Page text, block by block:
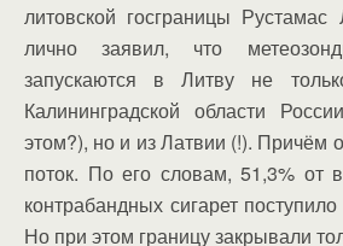
литовской госграницы
лично заявил, что
запускаются в Литву не
Калининградской области
этом?), но и из Латвии (!). Причём
поток. По его словам, 51,3% от
контрабандных сигарет
Но при этом границу закрывали